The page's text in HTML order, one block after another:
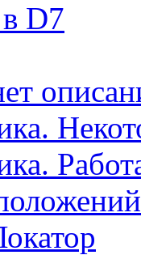
D7